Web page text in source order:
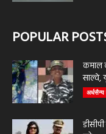
POPULAR
कमाल
साल्वे,